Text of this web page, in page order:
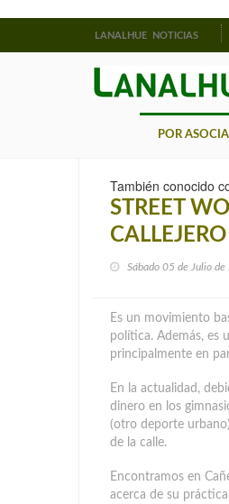
LANALHUE NOTICIAS
POR
También conocido
STREET
Sábado 05 de Julio
Es un movimiento
política. Además, es
principalmente en
En la actualidad,
dinero en los
(otro deporte
de la calle.
Encontramos en
acerca de su